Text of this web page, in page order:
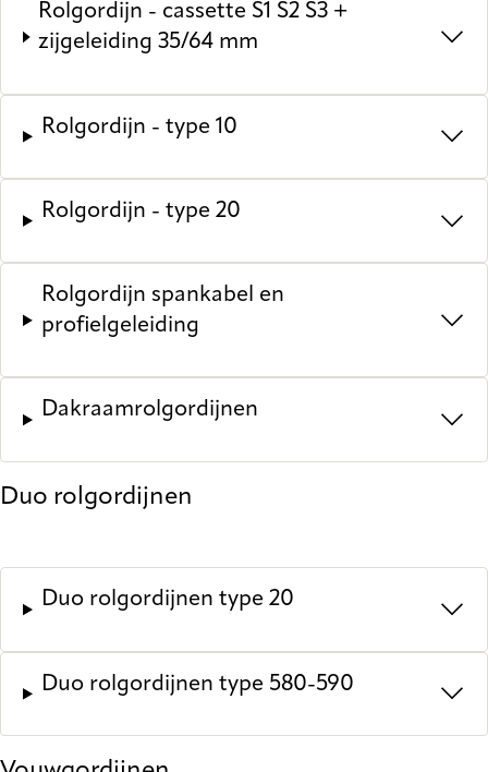
Rolgordijn - cassette S1 S2 S3 +
zijgeleiding 35/64 mm
Rolgordijn - type 10
Rolgordijn - type 20
Rolgordijn spankabel en
profielgeleiding
Dakraamrolgordijnen
Duo rolgordijnen
Duo rolgordijnen type 20
Duo rolgordijnen type 580-590